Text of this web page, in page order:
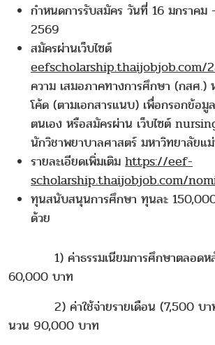
กําหนดการรับสมัคร วันที่ 16 มกราค
2569
สมัครผ่านเว็บไซต์
eefscholarship.thaijobjob.com/
ความ เสมอภาคทางการศึกษา (กสศ.)
โค้ด (ตามเอกสารแนบ) เพื่อกรอกข้อมู
ตนเอง หรือสมัครผ่าน เว็บไซต์
นักวิชาพยาบาลศาสตร์ มหาวิทยาลัยแ
รายละเอียดเพิ่มเติม https://eef-
scholarship.thaijobjob.com/
ทุนสนับสนุนการศึกษา ทุนละ
ด้วย
1) ค่าธรรมเนียมการศึกษาตลอดหลั
60,000 บาท
2) ค่าใช้จ่ายรายเดือน (7,500 บาท
นวน 90,000 บาท